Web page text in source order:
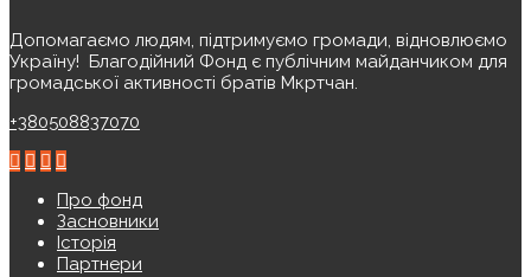
Допомагаємо людям, підтримуємо громади, відновлюємо
Україну! ️ Благодійний Фонд є публічним майданчиком для
громадської активності братів Мкртчан.
+380508837070
Про фонд
Засновники
Історія
Партнери